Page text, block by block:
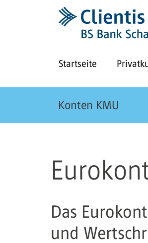
Startseite
Konten KMU
Das
und